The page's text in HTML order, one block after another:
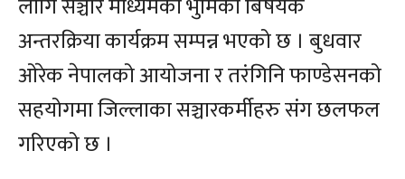
लागि सञ्चार माध्यमको भुमिका बिषयक
अन्तरक्रिया कार्यक्रम सम्पन्न भएको छ । बुधवार
ओरेक नेपालको आयोजना र तरंगिनि फाण्डेसनको
सहयोगमा जिल्लाका सञ्चारकर्मीहरु संग छलफल
गरिएको छ ।